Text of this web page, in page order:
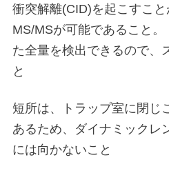
衝突解離(CID)を起こすこと
MS/MSが可能であること
た全量を検出できるので、
と
短所は、トラップ室に閉じ
あるため、ダイナミックレ
には向かないこと